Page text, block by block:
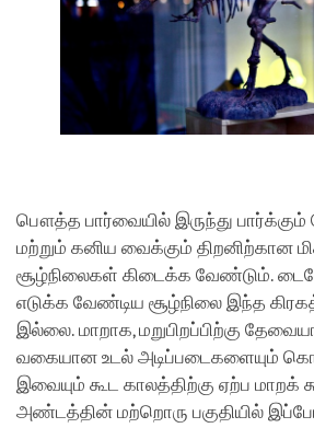
பௌத்த பார்வையில் இருந்து பார்க்கும்
மற்றும் கனிய வைக்கும் திறனிற்கான
சூழ்நிலைகள் கிடைக்க வேண்டும்.
எடுக்க வேண்டிய சூழ்நிலை இந்த
இல்லை. மாறாக, மறுபிறப்பிற்கு
வகையான உடல் அடிப்படைகளையும்
இவையும் கூட காலத்திற்கு ஏற்ப மாறக்
அண்டத்தின் மற்றொரு பகுதியில்